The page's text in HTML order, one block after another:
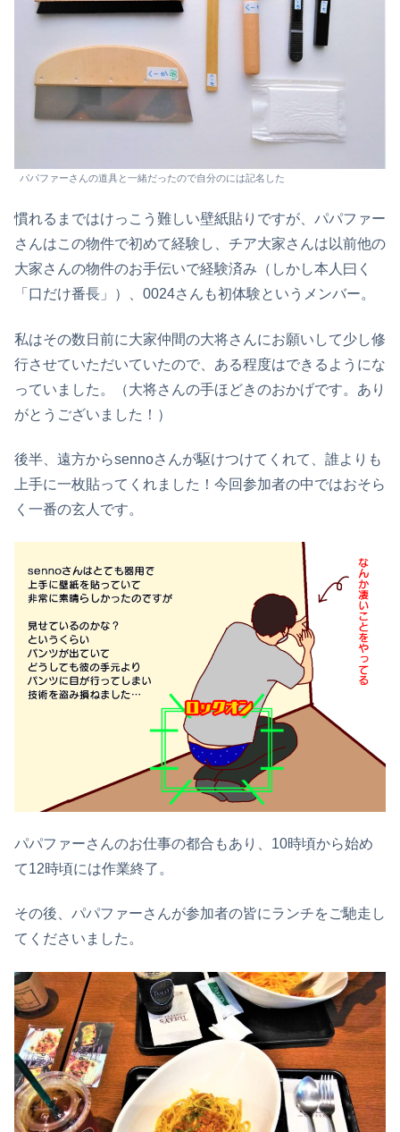
パパファーさんの道具と一緒だったので自分のには記名した
慣れるまではけっこう難しい壁紙貼りですが、パパファー
さんはこの物件で初めて経験し、チア大家さんは以前他の
大家さんの物件のお手伝いで経験済み（しかし本人曰く
「口だけ番長」）、0024さんも初体験というメンバー。
私はその数日前に大家仲間の大将さんにお願いして少し修
行させていただいていたので、ある程度はできるようにな
っていました。（大将さんの手ほどきのおかげです。あり
がとうございました！）
後半、遠方からsennoさんが駆けつけてくれて、誰よりも
上手に一枚貼ってくれました！今回参加者の中ではおそら
く一番の玄人です。
パパファーさんのお仕事の都合もあり、10時頃から始め
て12時頃には作業終了。
その後、パパファーさんが参加者の皆にランチをご馳走し
てくださいました。